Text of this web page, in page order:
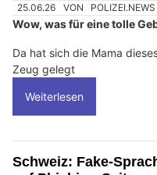
25.06.26 VON
Wow, was für eine tolle
Da hat sich die Mama
Zeug gelegt
Weiterlesen
Schweiz: Fake-